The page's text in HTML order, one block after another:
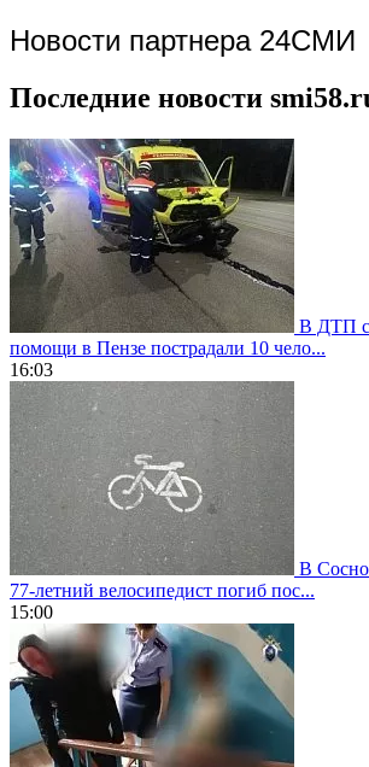
Новости партнера 24СМИ
Последние новости
В ДТП с
помощи в Пензе пострадали 10 чело...
16:03
В
77-летний велосипедист погиб пос...
15:00